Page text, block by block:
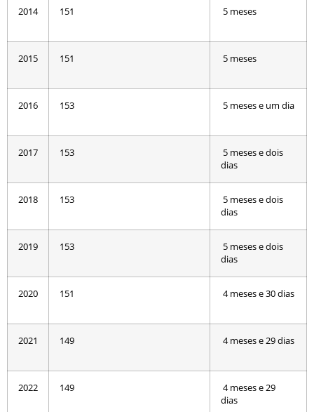
2014 151 5 meses
2015 151 5 meses
2016 153 5 meses e um dia
2017 153
5 meses e dois
dias
2018 153
5 meses e dois
dias
2019 153
5 meses e dois
dias
2020 151 4 meses e 30 dias
2021 149 4 meses e 29 dias
2022 149
4 meses e 29
dias